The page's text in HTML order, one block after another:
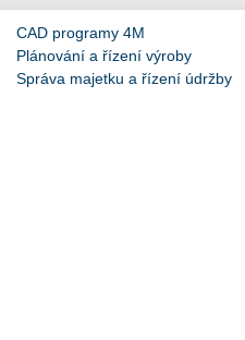
CAD programy 4M
Plánování a řízení výroby
Správa majetku a řízení údržby